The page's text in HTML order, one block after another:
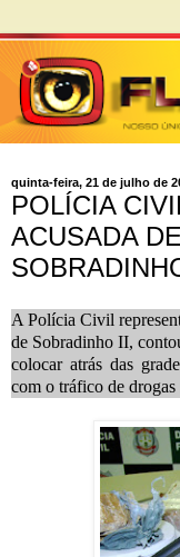
quinta-feira, 21 de julho de
POLÍCIA
ACUSADA
A Polícia Civil
de Sobradinho II,
colocar atrás das
com o tráfico de drogas